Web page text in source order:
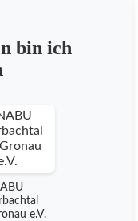
bin ich
e.V.